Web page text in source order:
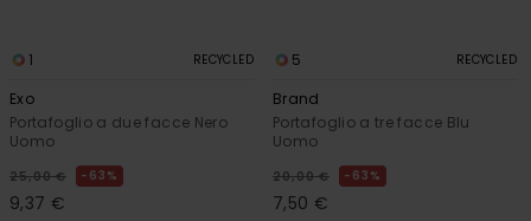
1 RECYCLED
Exo
Portafoglio a due facce Nero
Uomo
25,00 € 63%
9,37 €
5 RECYCLED
Brand
Portafoglio a tre facce Blu
Uomo
20,00 € 63%
7,50 €